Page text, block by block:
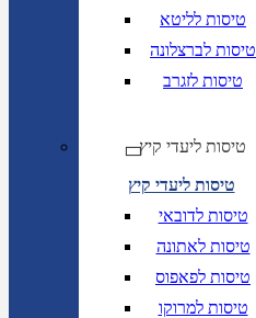
טיסות לליטא
טיסות לברצלונה
טיסות לזגרב
טיסות ליעדי קיץ
טיסות ליעדי קיץ
טיסות לדובאי
טיסות לאתונה
טיסות לפאפוס
טיסות למרוקו